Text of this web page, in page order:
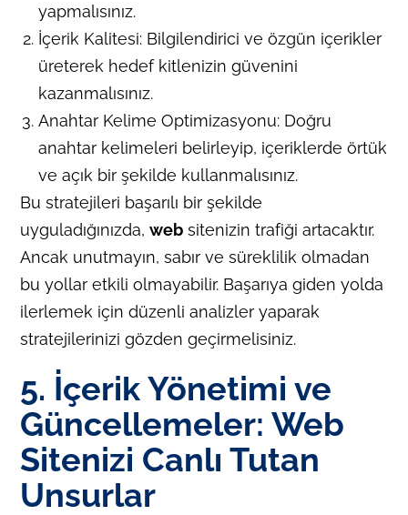
yapmalısınız.
İçerik Kalitesi: Bilgilendirici ve özgün içerikler
üreterek hedef kitlenizin güvenini
kazanmalısınız.
Anahtar Kelime Optimizasyonu: Doğru
anahtar kelimeleri belirleyip, içeriklerde örtük
ve açık bir şekilde kullanmalısınız.
Bu stratejileri başarılı bir şekilde
uyguladığınızda,web sitenizin trafiği artacaktır.
Ancak unutmayın, sabır ve süreklilik olmadan
bu yollar etkili olmayabilir. Başarıya giden yolda
ilerlemek için düzenli analizler yaparak
stratejilerinizi gözden geçirmelisiniz.
5. İçerik Yönetimi ve
Güncellemeler: Web
Sitenizi Canlı Tutan
Unsurlar